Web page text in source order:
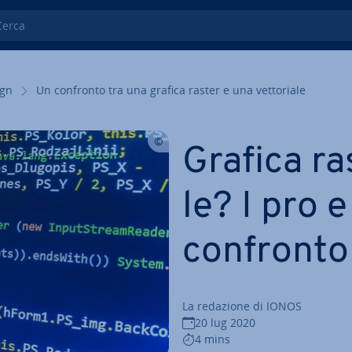
Un confronto tra una grafica raster e una vet­to­ria­le
Grafica
le? I pro
confronto
La redazione di IONOS
20 lug 2020
4 mins